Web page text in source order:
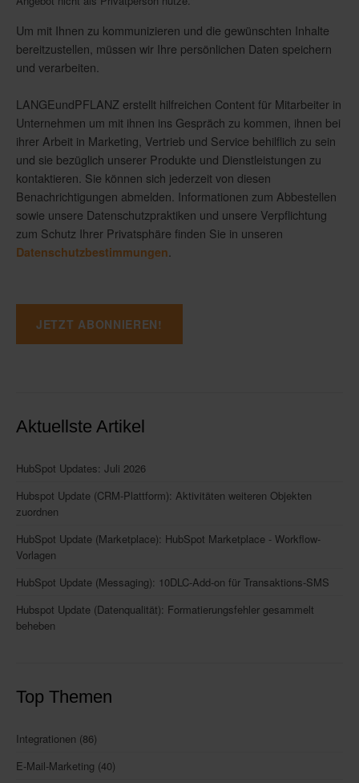
Um mit Ihnen zu kommunizieren und die gewünschten Inhalte
bereitzustellen, müssen wir Ihre persönlichen Daten speichern
und verarbeiten.
LANGEundPFLANZ erstellt hilfreichen Content für Mitarbeiter in
Unternehmen um mit ihnen ins Gespräch zu kommen, ihnen bei
ihrer Arbeit in Marketing, Vertrieb und Service behilflich zu sein
und sie bezüglich unserer Produkte und Dienstleistungen zu
kontaktieren. Sie können sich jederzeit von diesen
Benachrichtigungen abmelden. Informationen zum Abbestellen
sowie unsere Datenschutzpraktiken und unsere Verpflichtung
zum Schutz Ihrer Privatsphäre finden Sie in unseren
Datenschutzbestimmungen
Aktuellste Artikel
HubSpot Updates: Juli 2026
Hubspot Update (CRM-Plattform): Aktivitäten weiteren Objekten
zuordnen
HubSpot Update (Marketplace): HubSpot Marketplace - Workflow-
Vorlagen
HubSpot Update (Messaging): 10DLC-Add-on für Transaktions-SMS
Hubspot Update (Datenqualität): Formatierungsfehler gesammelt
beheben
Top Themen
Integrationen (86)
E-Mail-Marketing (40)